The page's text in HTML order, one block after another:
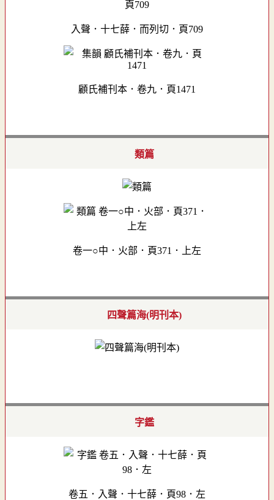
入聲．十七薛．而列切．頁709
顧氏補刊本．卷九．頁1471
類篇
卷一○中．火部．頁371．上左
四聲篇海(明刊本)
字鑑
卷五．入聲．十七薛．頁98．左